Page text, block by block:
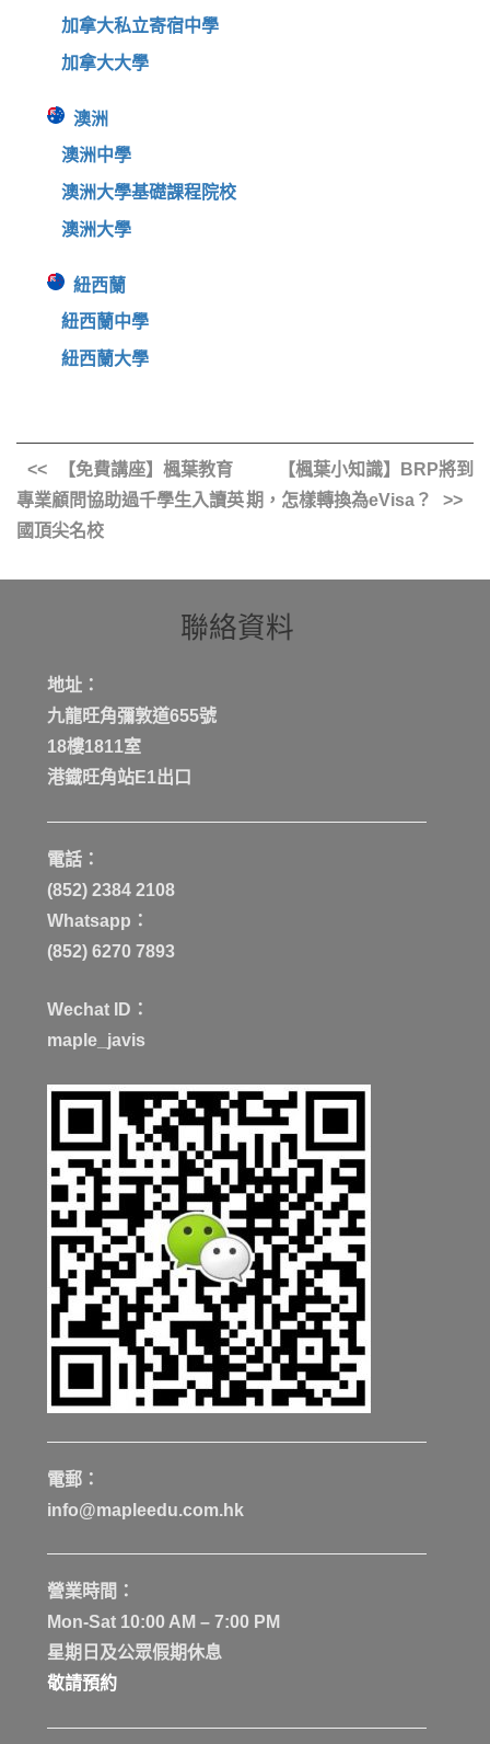
加拿大私立寄宿中學
加拿大大學
澳洲
澳洲中學
澳洲大學基礎課程院校
澳洲大學
紐西蘭
紐西蘭中學
紐西蘭大學
【免費講座】楓葉教育
專業顧問協助過千學生入讀英
國頂尖名校
【楓葉小知識】BRP將到
期，怎樣轉換為eVisa？
聯絡資料
地址：
九龍旺角彌敦道655號
18樓1811室
港鐡旺角站E1出口
電話：
(852) 2384 2108
Whatsapp：
(852) 6270 7893
Wechat ID：
maple_javis
電郵：
info@mapleedu.com.hk
營業時間：
Mon-Sat 10:00 AM – 7:00 PM
星期日及公眾假期休息
敬請預約